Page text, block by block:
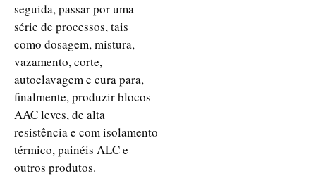
seguida, passar por uma
série de processos, tais
como dosagem, mistura,
vazamento, corte,
autoclavagem e cura para,
finalmente, produzir blocos
AAC leves, de alta
resistência e com isolamento
térmico, painéis ALC e
outros produtos.